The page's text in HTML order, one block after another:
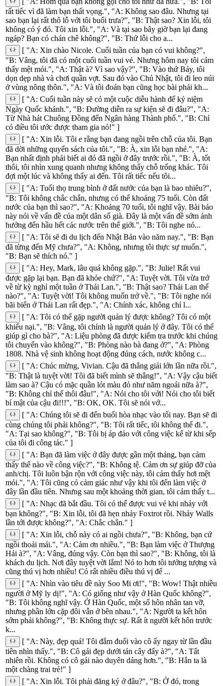
rất tiếc vì đã làm bạn thất vọng.", "A: Không sao đâu. Nhưng tại
sao bạn lại rất thô lỗ với tôi buổi trưa?", "B: Thật sao? Xin lỗi, tôi
không có ý đó. Tôi xin lỗi.", "A: Và tại sao bây giờ bạn lại đang
ngáp? Bạn có chán chê không?", "B: Thứ lỗi cho a...
[ "A: Xin chào Nicole. Cuối tuần của bạn có vui không?",
"B: Vâng, tôi đã có một cuối tuần vui vẻ. Nhưng hôm nay tôi cảm
thấy mệt mỏi.", "A: Thật à? Vì sao vậy?", "B: Vào thứ Bảy, tôi
dọn dẹp nhà và chơi quần vợt. Sau đó vào Chủ Nhật, tôi đi leo núi
ở vùng nông thôn.", "A: Và tôi đoán bạn cũng học bài phải kh...
[ "A: Cuối tuần này sẽ có một cuộc diễu hành để kỷ niệm
Ngày Quốc khánh.", "B: Đường diễn ra sự kiện sẽ đi đâu?", "A:
Từ Nhà hát Chuông Đồng đến Ngân hàng Thành phố.", "B: Chỉ
có điều tôi ước được tham gia nó!" ]
[ "A: Xin lỗi. Tôi e rằng bạn đang ngồi trên chỗ của tôi. Bạn
đã dời những quyển sách của tôi.", "B: À, xin lỗi bạn nhé.", "A:
Bạn nhất định phải biết ai đó đã ngồi ở đây trước rồi.", "B: À, tốt
thôi, tôi nhìn xung quanh nhưng không thấy chỗ trống khác. Tôi
đợi một lúc và không thấy ai đến. Tôi rất tiếc nếu tôi...
[ "A: Tuổi thọ trung bình ở đất nước của bạn là bao nhiêu?",
"B: Tôi không chắc chắn, nhưng có thể khoảng 75 tuổi. Còn đất
nước của bạn thì sao?", "A: Khoảng 70 tuổi, tôi nghĩ vậy. Bài báo
này nói về vấn đề của một dân số già. Đây là một vấn đề sớm ảnh
hưởng đến hầu hết các nước trên thế giới.", "B: Tôi nghe nó...
[ "A: Tôi sẽ đi du lịch đến Nhật Bản vào năm nay.", "B: Bạn
đã từng đến Mỹ chưa?", "A: Không, nhưng tôi thực sự muốn.",
"B: Bạn sẽ thích nó." ]
[ "A: Hey, Mark, lâu quá không gặp.", "B: Julie! Rất vui
được gặp lại bạn. Bạn đã khỏe chứ?", "A: Tuyệt vời. Tôi vừa trở
về từ kỳ nghỉ một tuần ở Thái Lan.", "B: Thật sao? Thái Lan thế
nào?", "A: Tuyệt vời! Tôi không muốn trở về.", "B: Tôi nghe nói
bãi biển ở Thái Lan rất đẹp.", "A: Chính xác, không chỉ l...
[ "A: Tôi có thể gặp người quản lý được không? Tôi có một
khiếu nại.", "B: Vâng, tôi chính là người quản lý ở đây. Tôi có thể
giúp gì cho bà?", "A: Liệu phòng đã được kiểm tra trước khi chúng
tôi chuyển vào không?", "B: Phòng nào bà đang ở?", "A: Phòng
1808. Nhà vệ sinh không hoạt động đúng cách, nước không c...
[ "A: Chúc mừng, Vivian. Cậu đã thắng giải lớn lần nữa rồi.",
"B: Thật là tuyệt vời! Tôi đã biết mình sẽ thắng!", "A: Vậy cậu biết
làm sao à? Cậu có mặc quần lót màu đỏ như năm ngoái nữa à?",
"B: Không chỉ thế thôi đâu!", "A: Nói cho tôi với! Nói cho tôi biết
bí mật của cậu đi!!!", "B: OK, OK. Tôi sẽ nói vớ...
[ "A: Chúng tôi sẽ đi đến buổi hòa nhạc vào tối nay. Bạn sẽ đi
cùng chúng tôi phải không?", "B: Tôi rất tiếc, tôi không thể đi.",
"A: Tại sao không?", "B: Tôi bị áp đảo với công việc kể từ khi sếp
của tôi đi công tác." ]
[ "A: Bạn đã làm việc ở đây được gần một tháng, bạn cảm
thấy thế nào về công việc?", "B: Không tệ. Cảm ơn sự giúp đỡ của
anh/chị. Tôi luôn bận rộn với công việc này, tôi cảm thấy hơi mệt
mỏi.", "A: Tôi cũng có cảm giác như vậy khi tôi đến làm việc ở
đây lần đầu tiên. Nhưng sau một khoảng thời gian, tôi cảm thấy t...
[ "A: Nhạc đã bắt đầu. Tôi có thể được vui vẻ khi nhảy với
bạn không?", "B: Xin lỗi, tôi đã hẹn nhảy Foxtrot rồi. Nhảy Walls
lần tới được không?", "A: Chắc chắn." ]
[ "A: Xin lỗi, chỗ này có ai ngồi chưa?", "B: Không, bạn cứ
ngồi thoải mái.", "A: Cảm ơn nhiều.", "B: Bạn làm việc ở Thượng
Hải à?", "A: Vâng, đúng vậy. Còn bạn thì sao?", "B: Không, tôi là
khách du lịch. Nơi đây tuyệt vời lắm! Nó to hơn tôi tưởng tượng và
cũng thú vị hơn nhiều! Có rất nhiều điều thú vị để ...
[ "A: Nhìn vào tiêu đề này Soo Mi ơi!", "B: Wow! Thật nhiều
người ở Mỹ ly dị!", "A: Có giống như vậy ở Hàn Quốc không?",
"B: Tôi không nghĩ vậy. Ở Hàn Quốc, một số hôn nhân tan vỡ,
nhưng phần lớn cặp đôi vẫn ở bên nhau.", "A: Người ta kết hôn
sớm phải không?", "B: Không thực sự. Rất ít người kết hôn trước
k...
[ "A: Này, đẹp quá! Tôi đắm đuối vào cô ấy ngay từ lần đầu
tiên nhìn thấy.", "B: Cô gái đẹp dưới tán cây đấy à?", "A: Tất
nhiên rồi. Không có cô gái nào duyên dáng hơn.", "B: Hắn ta là
một chàng trai trẻ!" ]
[ "A: Xin lỗi. Tôi phải đăng ký ở đâu?", "B: Ở đó, trong